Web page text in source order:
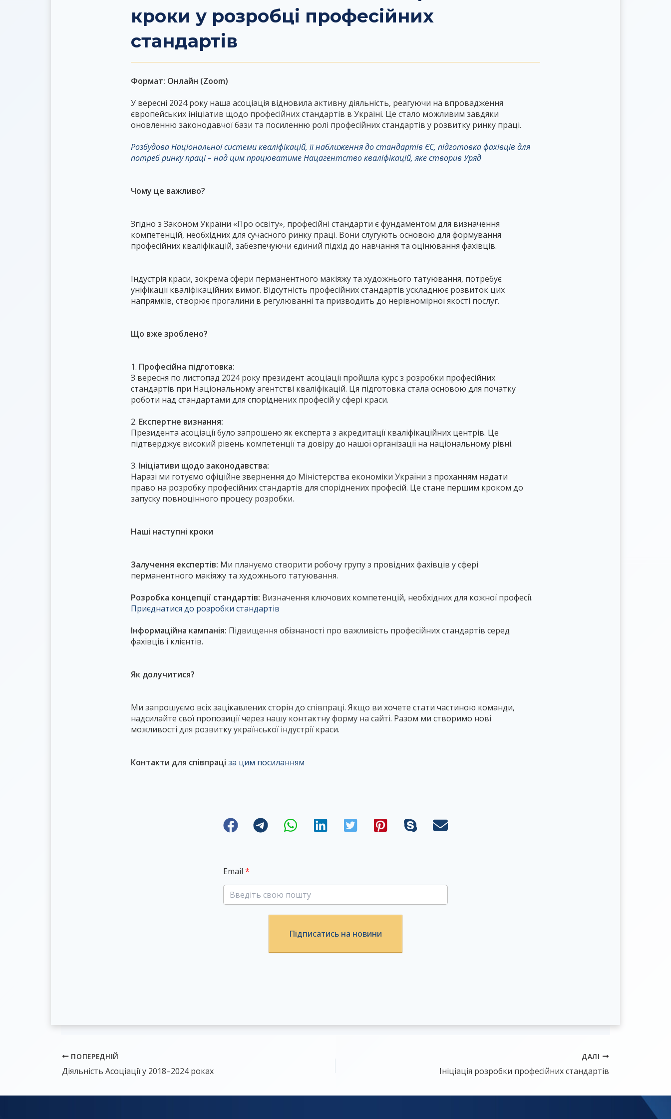
кроки у розробці професійних
стандартів
Формат: Онлайн (Zoom)
У вересні 2024 року наша асоціація відновила активну діяльність, реагуючи на впровадження
європейських ініціатив щодо професійних стандартів в Україні. Це стало можливим завдяки
оновленню законодавчої бази та посиленню ролі професійних стандартів у розвитку ринку праці.
Розбудова Національної системи кваліфікацій, її наближення до стандартів ЄС, підготовка фахівців для
потреб ринку праці – над цим працюватиме Нацагентство кваліфікацій, яке створив Уряд
Чому це важливо?
Згідно з Законом України «Про освіту», професійні стандарти є фундаментом для визначення
компетенцій, необхідних для сучасного ринку праці. Вони слугують основою для формування
професійних кваліфікацій, забезпечуючи єдиний підхід до навчання та оцінювання фахівців.
Індустрія краси, зокрема сфери перманентного макіяжу та художнього татуювання, потребує
уніфікації кваліфікаційних вимог. Відсутність професійних стандартів ускладнює розвиток цих
напрямків, створює прогалини в регулюванні та призводить до нерівномірної якості послуг.
Що вже зроблено?
1. Професійна підготовка:
З вересня по листопад 2024 року президент асоціації пройшла курс з розробки професійних
стандартів при Національному агентстві кваліфікацій. Ця підготовка стала основою для початку
роботи над стандартами для споріднених професій у сфері краси.
2. Експертне визнання:
Президента асоціації було запрошено як експерта з акредитації кваліфікаційних центрів. Це
підтверджує високий рівень компетенції та довіру до нашої організації на національному рівні.
3. Ініціативи щодо законодавства:
Наразі ми готуємо офіційне звернення до Міністерства економіки України з проханням надати
право на розробку професійних стандартів для споріднених професій. Це стане першим кроком до
запуску повноцінного процесу розробки.
Наші наступні кроки
Залучення експертів: Ми плануємо створити робочу групу з провідних фахівців у сфері
перманентного макіяжу та художнього татуювання.
Розробка концепції стандартів: Визначення ключових компетенцій, необхідних для кожної професії.
Приєднатися до розробки стандартів
Інформаційна кампанія: Підвищення обізнаності про важливість професійних стандартів серед
фахівців і клієнтів.
Як долучитися?
Ми запрошуємо всіх зацікавлених сторін до співпраці. Якщо ви хочете стати частиною команди,
надсилайте свої пропозиції через нашу контактну форму на сайті. Разом ми створимо нові
можливості для розвитку української індустрії краси.
Контакти для співпраці за цим посиланням
Email
Підписатись на новини
ПОПЕРЕДНІЙ
Діяльність Асоціації у 2018–2024 роках
ДАЛІ
Ініціація розробки професійних стандартів